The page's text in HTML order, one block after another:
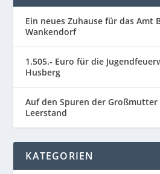
Ein neues Zuhause für das Amt
Wankendorf
1.505.- Euro für die
Husberg
Auf den Spuren der Großmutter
Leerstand
KATEGORIEN